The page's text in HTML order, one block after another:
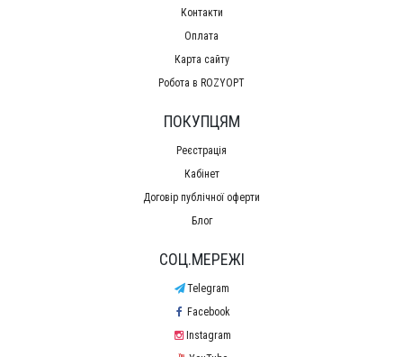
Контакти
Оплата
Карта сайту
Робота в ROZYOPT
ПОКУПЦЯМ
Реєстрація
Кабінет
Договір публічної оферти
Блог
СОЦ.МЕРЕЖІ
Telegram
Facebook
Instagram